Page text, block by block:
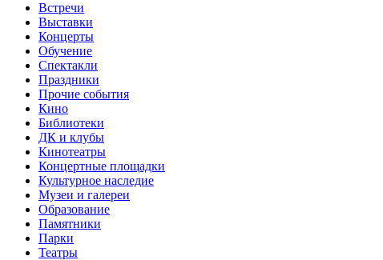
Встречи
Выставки
Концерты
Обучение
Спектакли
Праздники
Прочие события
Кино
Библиотеки
ДК и клубы
Кинотеатры
Концертные площадки
Культурное наследие
Музеи и галереи
Образование
Памятники
Парки
Театры